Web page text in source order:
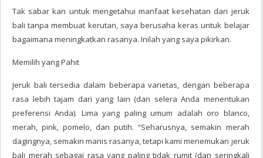
Tak sabar kan untuk mengetahui manfaat kesehatan dari jeruk
bali tanpa membuat kerutan, saya berusaha keras untuk belajar
bagaimana meningkatkan rasanya. Inilah yang saya pikirkan.
Memilih yang Pahit
Jeruk bali tersedia dalam beberapa varietas, dengan beberapa
rasa lebih tajam dari yang lain (dan selera Anda menentukan
preferensi Anda). Lima yang paling umum adalah oro blanco,
merah, pink, pomelo, dan putih. “Seharusnya, semakin merah
dagingnya, semakin manis rasanya, tetapi kami menemukan jeruk
bali merah sebagai rasa yang paling tidak rumit (dan seringkali